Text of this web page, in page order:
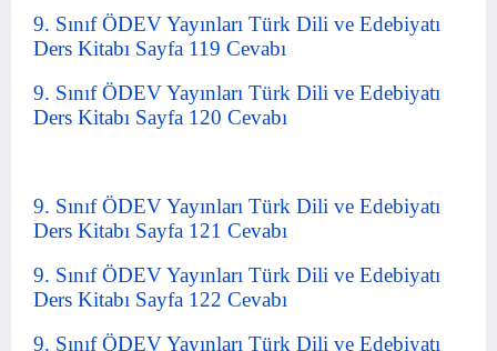
9. Sınıf ÖDEV Yayınları Türk Dili ve Edebiyatı
Ders Kitabı Sayfa 119 Cevabı
9. Sınıf ÖDEV Yayınları Türk Dili ve Edebiyatı
Ders Kitabı Sayfa 120 Cevabı
9. Sınıf ÖDEV Yayınları Türk Dili ve Edebiyatı
Ders Kitabı Sayfa 121 Cevabı
9. Sınıf ÖDEV Yayınları Türk Dili ve Edebiyatı
Ders Kitabı Sayfa 122 Cevabı
9. Sınıf ÖDEV Yayınları Türk Dili ve Edebiyatı